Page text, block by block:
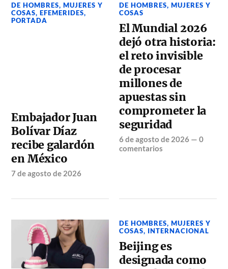
DE HOMBRES, MUJERES Y
COSAS,EFEMERIDES,
PORTADA
Embajador Juan
Bolívar Díaz
recibe galardón
en México
7 de agosto de 2026
DE HOMBRES, MUJERES Y
COSAS
El Mundial 2026
dejó otra historia:
el reto invisible
de procesar
millones de
apuestas sin
comprometer la
seguridad
6 de agosto de 2026 —0
comentarios
DE HOMBRES, MUJERES Y
COSAS, INTERNACIONAL
Beijing es
designada como